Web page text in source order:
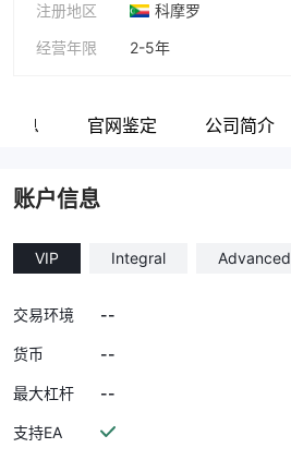
注册地区
科摩罗
经营年限
2-5年
息 官网鉴定 公司简介
账户信息
VIP Integral Advanced
交易环境 --
货币 --
最大杠杆 --
支持EA